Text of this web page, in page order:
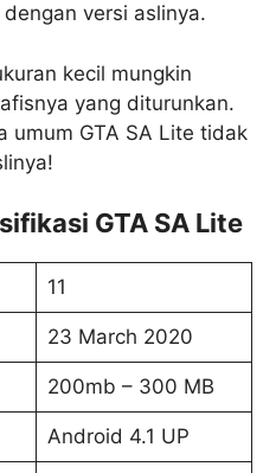
versi aslinya.
kecil mungkin
yang diturunkan.
umum GTA SA Lite tidak
GTA SA Lite
11
23 March 2020
200mb – 300 MB
Android 4.1 UP